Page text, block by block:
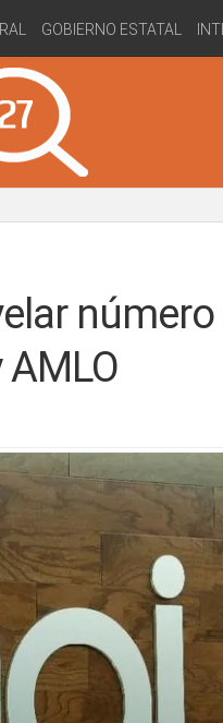
GOBIERNO ESTATAL
AMLO